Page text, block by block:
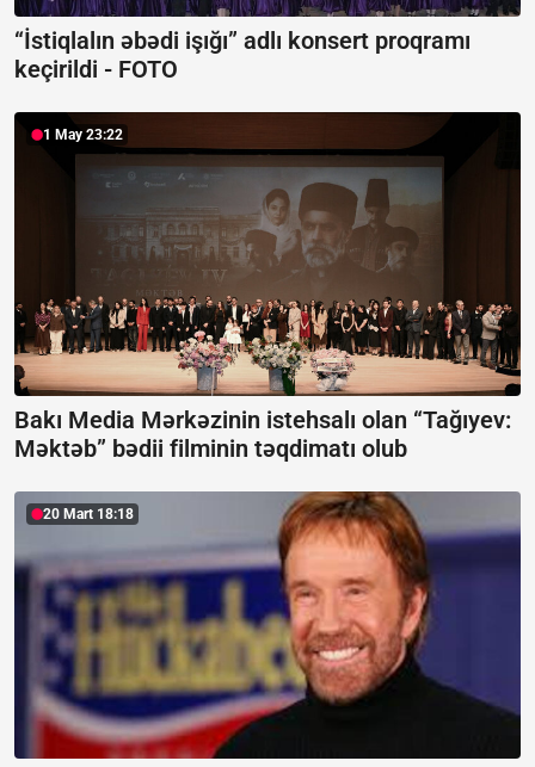
“İstiqlalın əbədi işığı” adlı konsert proqramı
keçirildi - FOTO
1 May 23:22
Bakı Media Mərkəzinin istehsalı olan “Tağıyev:
Məktəb” bədii filminin təqdimatı olub
20 Mart 18:18